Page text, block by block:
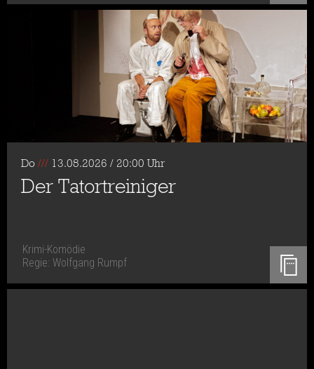
Do /// 13.08.2026 / 20:00 Uhr
Der Tatortreiniger
Krimi-Komödie
Regie: Wolfgang Rumpf